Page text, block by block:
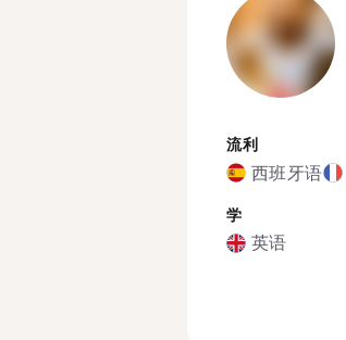
流利
西班牙语
学
英语